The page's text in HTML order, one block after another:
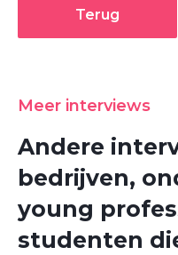
Terug
Meer interviews
Andere
bedrijven,
young
studenten